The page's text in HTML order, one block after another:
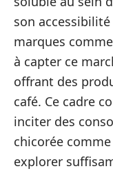
son
marques comme
à capter ce
offrant des
café. Ce cadre
inciter des
chicorée
explorer